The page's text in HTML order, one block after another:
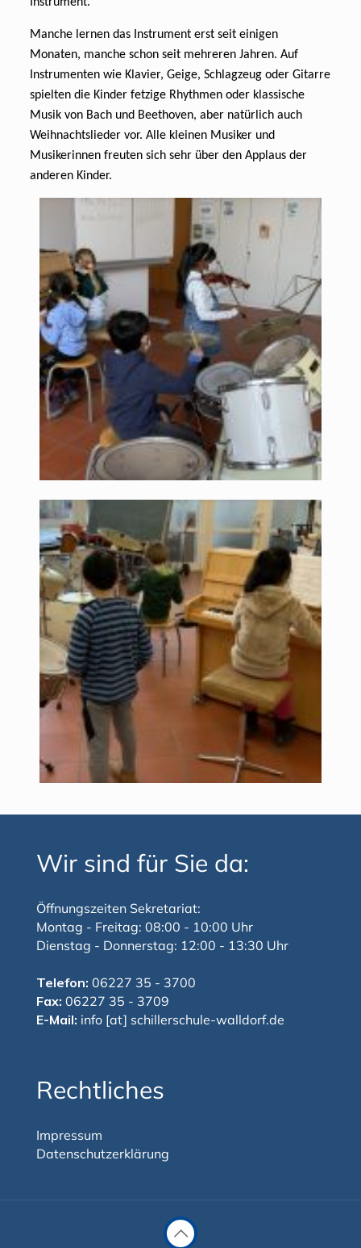
Manche lernen das Instrument erst seit einigen
Monaten, manche schon seit mehreren Jahren. Auf
Instrumenten wie Klavier, Geige, Schlagzeug oder Gitarre
spielten die Kinder fetzige Rhythmen oder klassische
Musik von Bach und Beethoven, aber natürlich auch
Weihnachtslieder vor. Alle kleinen Musiker und
Musikerinnen freuten sich sehr über den Applaus der
anderen Kinder.
Wir sind für Sie da:
Öffnungszeiten Sekretariat:
Montag - Freitag: 08:00 - 10:00 Uhr
Dienstag - Donnerstag: 12:00 - 13:30 Uhr
Telefon: 06227 35 - 3700
Fax: 06227 35 - 3709
E-Mail: info [at] schillerschule-walldorf.de
Rechtliches
Impressum
Datenschutzerklärung